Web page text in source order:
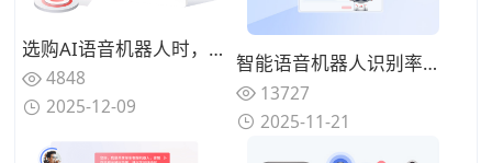
选购AI语音机器人时，哪些技术指标值得重点关注？
4848
2025-12-09
智能语音机器人识别率测评：这5家厂商在嘈杂环境与专业术语场景下的精准度对比
13727
2025-11-21